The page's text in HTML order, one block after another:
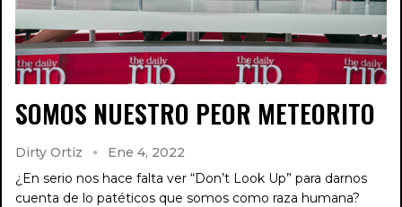
SOMOS NUESTRO PEOR METEORITO
Dirty Ortiz
Ene 4, 2022
¿En serio nos hace falta ver “Don’t Look Up” para darnos
cuenta de lo patéticos que somos como raza humana?